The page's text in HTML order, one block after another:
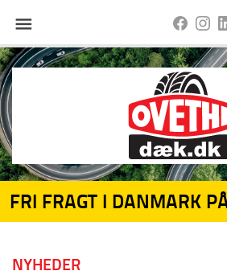
FRI FRAGT I DANMARK
NYHEDER